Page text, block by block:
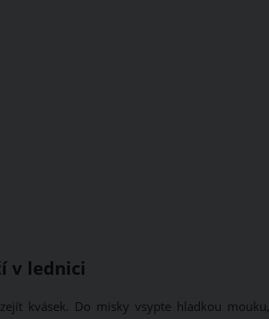
v lednici
kvásek. Do misky vsypte hladkou mouku,